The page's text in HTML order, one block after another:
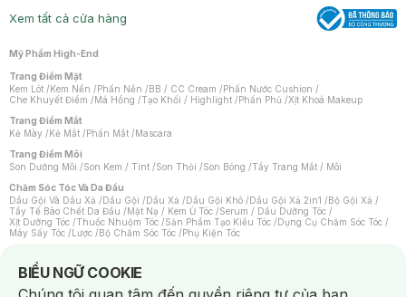
Xem tất cả cửa hàng
Mỹ Phẩm High-End
Trang Điểm Mặt
Kem Lót /Kem Nền /Phấn Nền /BB / CC Cream /Phấn Nước Cushion /
Che Khuyết Điểm /Má Hồng /Tạo Khối / Highlight /Phấn Phủ /Xịt Khoá Makeup
Trang Điểm Mắt
Kẻ Mày /Kẻ Mắt /Phấn Mắt /Mascara
Trang Điểm Môi
Son Dưỡng Môi /Son Kem / Tint /Son Thỏi /Son Bóng /Tẩy Trang Mắt / Môi
Chăm Sóc Tóc Và Da Đầu
Dầu Gội Và Dầu Xả /Dầu Gội /Dầu Xả /Dầu Gội Khô /Dầu Gội Xả 2in1 /Bộ Gội Xả /
Tẩy Tế Bào Chết Da Đầu /Mặt Nạ / Kem Ủ Tóc /Serum / Dầu Dưỡng Tóc /
Xịt Dưỡng Tóc /Thuốc Nhuộm Tóc /Sản Phẩm Tạo Kiểu Tóc /Dụng Cụ Chăm Sóc Tóc /
Máy Sấy Tóc /Lược /Bộ Chăm Sóc Tóc /Phụ Kiện Tóc
Kem Tẩy Lông/Dụng Cụ Tẩy Lông
Nước Hoa
BIỂU NGỮ COOKIE
Notice about cookies usage